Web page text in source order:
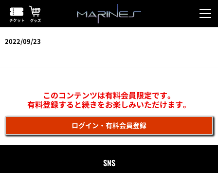
2022/09/23
このコンテンツは有料会員限定です。
有料登録すると続きをお楽しみいただけます。
ログイン・有料会員登録
SNS